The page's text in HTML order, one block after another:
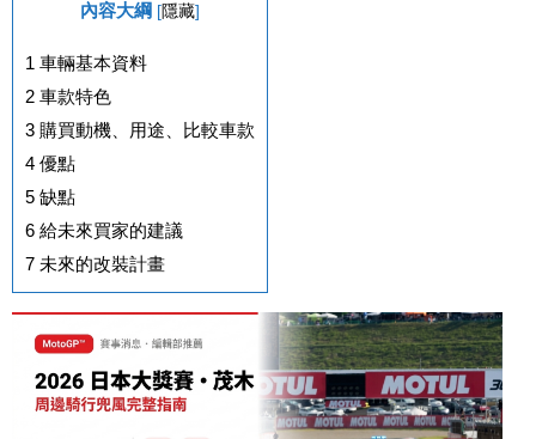
內容大綱 [隱藏]
1 車輛基本資料
2 車款特色
3 購買動機、用途、比較車款
4 優點
5 缺點
6 給未來買家的建議
7 未來的改裝計畫